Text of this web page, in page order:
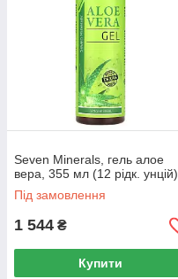
Seven Minerals, гель алое
вера, 355 мл (12 рідк. унцій)
Під замовлення
1 544 ₴
Купити